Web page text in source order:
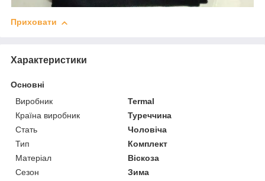
Приховати
Характеристики
Основні
Виробник
Termal
Країна виробник
Туреччина
Стать
Чоловіча
Тип
Комплект
Матеріал
Віскоза
Сезон
Зима